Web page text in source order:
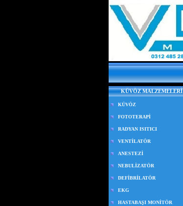
KÜVÖZ MALZEMELERİ
KÜVÖZ
FOTOTERAPİ
RADYAN ISITICI
VENTİLATÖR
ANESTEZİ
NEBULİZATÖR
DEFİBRİLATÖR
EKG
HASTABAŞI MONİTÖR